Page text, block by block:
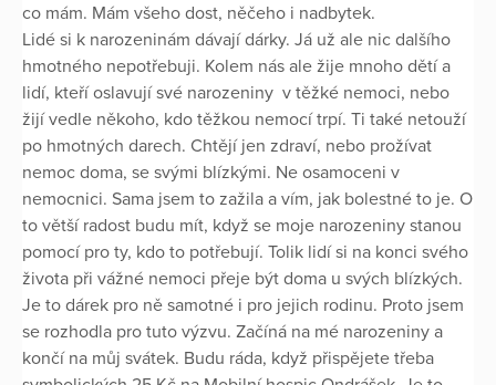
co mám. Mám všeho dost, něčeho i nadbytek.
Lidé si k narozeninám dávají dárky. Já už ale nic dalšího
hmotného nepotřebuji. Kolem nás ale žije mnoho dětí a
lidí, kteří oslavují své narozeniny v těžké nemoci, nebo
žijí vedle někoho, kdo těžkou nemocí trpí. Ti také netouží
po hmotných darech. Chtějí jen zdraví, nebo prožívat
nemoc doma, se svými blízkými. Ne osamoceni v
nemocnici. Sama jsem to zažila a vím, jak bolestné to je. O
to větší radost budu mít, když se moje narozeniny stanou
pomocí pro ty, kdo to potřebují. Tolik lidí si na konci svého
života při vážné nemoci přeje být doma u svých blízkých.
Je to dárek pro ně samotné i pro jejich rodinu. Proto jsem
se rozhodla pro tuto výzvu. Začíná na mé narozeniny a
končí na můj svátek. Budu ráda, když přispějete třeba